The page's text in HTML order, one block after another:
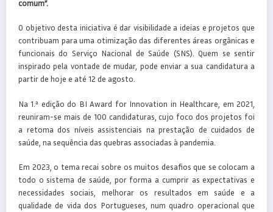
comum”.
O objetivo desta iniciativa é dar visibilidade a ideias e projetos que
contribuam para uma otimização das diferentes áreas orgânicas e
funcionais do Serviço Nacional de Saúde (SNS). Quem se sentir
inspirado pela vontade de mudar, pode enviar a sua candidatura a
partir de hoje e até 12 de agosto.
Na 1.ª edição do BI Award for Innovation in Healthcare, em 2021,
reuniram-se mais de 100 candidaturas, cujo foco dos projetos foi
a retoma dos níveis assistenciais na prestação de cuidados de
saúde, na sequência das quebras associadas à pandemia.
Em 2023, o tema recai sobre os muitos desafios que se colocam a
todo o sistema de saúde, por forma a cumprir as expectativas e
necessidades sociais, melhorar os resultados em saúde e a
qualidade de vida dos Portugueses, num quadro operacional que